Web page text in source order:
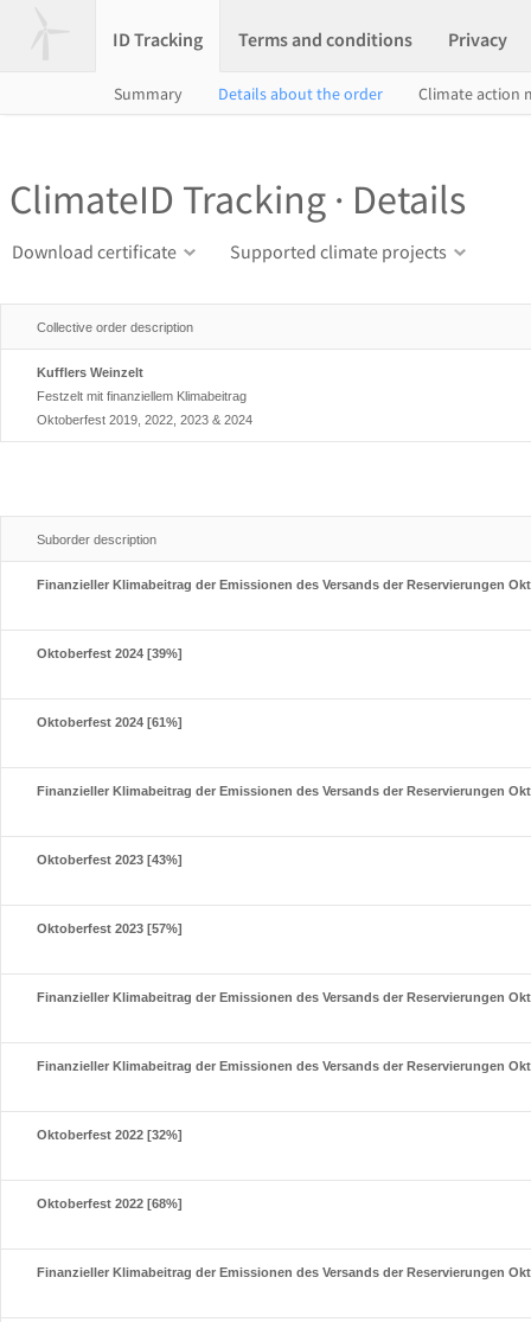
ID Tracking Terms and conditions Privacy
Summary Details about the order Climate action
ClimateID Tracking · Details
Download certificate Supported climate projects
Collective order description
Kufflers Weinzelt
Festzelt mit finanziellem Klimabeitrag
Oktoberfest 2019, 2022, 2023 & 2024
Suborder description
Finanzieller Klimabeitrag der Emissionen des Versands der Reservierungen
Oktoberfest 2024 [39%]
Oktoberfest 2024 [61%]
Finanzieller Klimabeitrag der Emissionen des Versands der Reservierungen
Oktoberfest 2023 [43%]
Oktoberfest 2023 [57%]
Finanzieller Klimabeitrag der Emissionen des Versands der Reservierungen
Finanzieller Klimabeitrag der Emissionen des Versands der Reservierungen
Oktoberfest 2022 [32%]
Oktoberfest 2022 [68%]
Finanzieller Klimabeitrag der Emissionen des Versands der Reservierungen